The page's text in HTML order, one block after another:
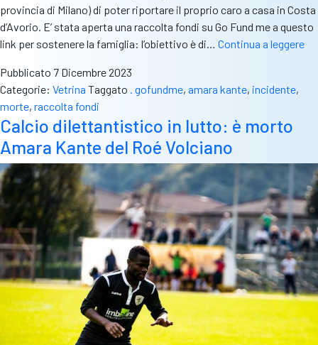
provincia di Milano) di poter riportare il proprio caro a casa in Costa
d’Avorio. E’ stata aperta una raccolta fondi su Go Fund me a questo
link per sostenere la famiglia: l’obiettivo è di… Continua a leggere
di
a
Pubblicato 7 Dicembre 2023
Categorie: Vetrina Taggato . gofundme, amara kante, incidente,
morte, raccolta fondi
Calcio dilettantistico in lutto: è morto
Amara Kante del Roé Volciano